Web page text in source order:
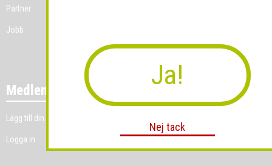
Partner
Jobb
Medlemmar
Lägg till din grossistverksamhet
Logga in
Ja!
Nej tack